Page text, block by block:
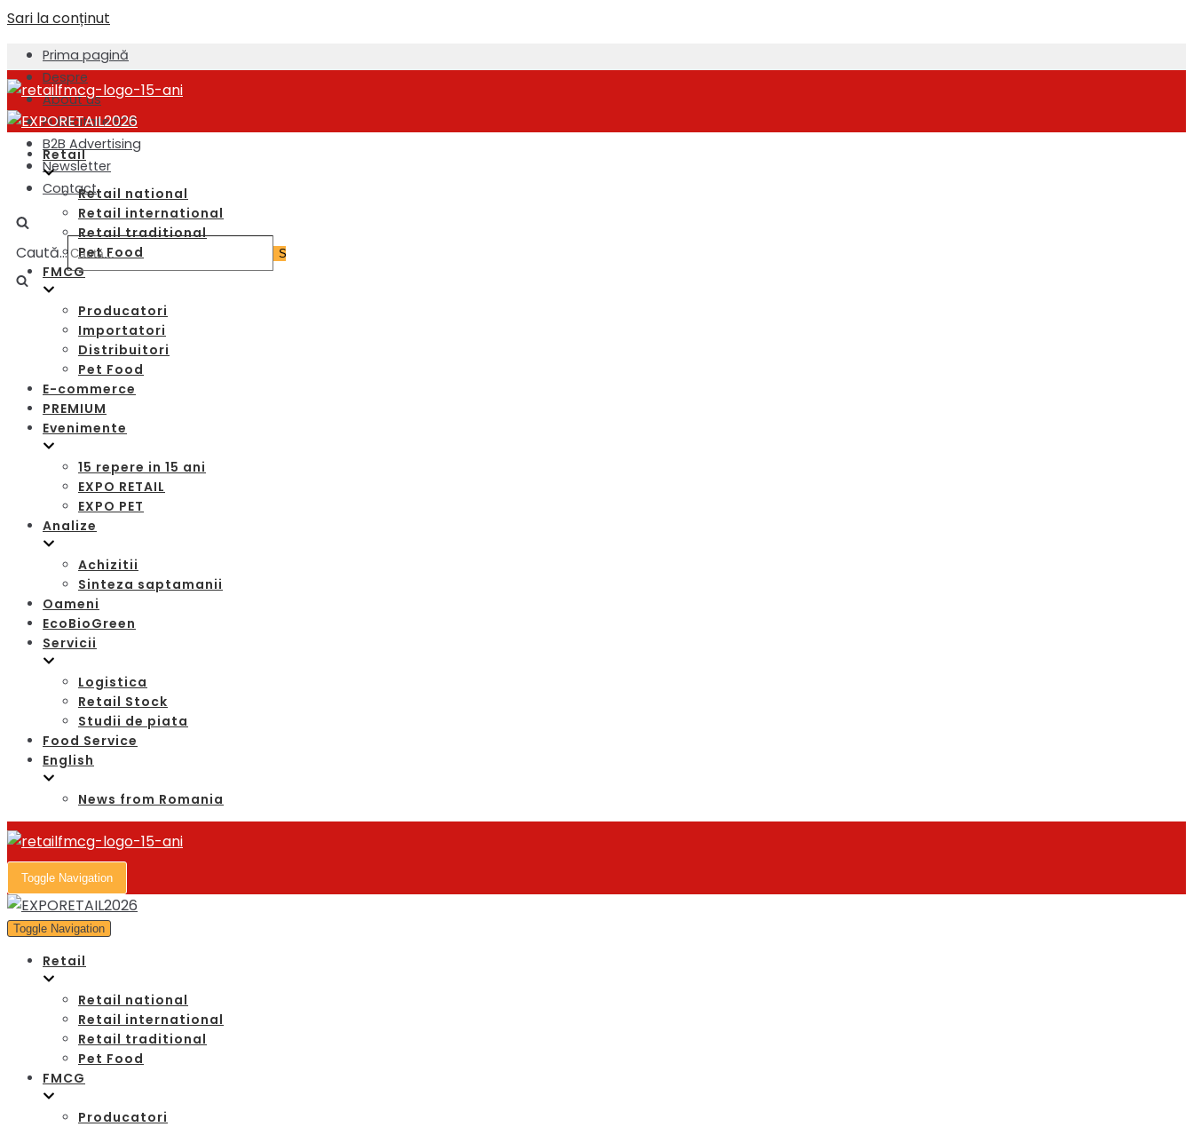
Sari la conținut
Prima pagină
Despre
About us
Publicitate B2B
B2B Advertising
Newsletter
Contact
Caută...
Retail
Retail national
Retail international
Retail traditional
Pet Food
FMCG
Producatori
Importatori
Distribuitori
Pet Food
E-commerce
PREMIUM
Evenimente
15 repere in 15 ani
EXPO RETAIL
EXPO PET
Analize
Achizitii
Sinteza saptamanii
Oameni
EcoBioGreen
Servicii
Logistica
Retail Stock
Studii de piata
Food Service
English
News from Romania
Toggle Navigation
Toggle Navigation
Retail
Retail national
Retail international
Retail traditional
Pet Food
FMCG
Producatori